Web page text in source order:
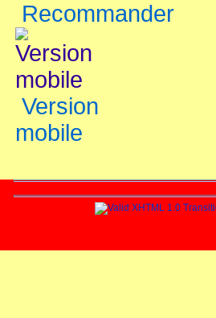
Recommander
Version
mobile